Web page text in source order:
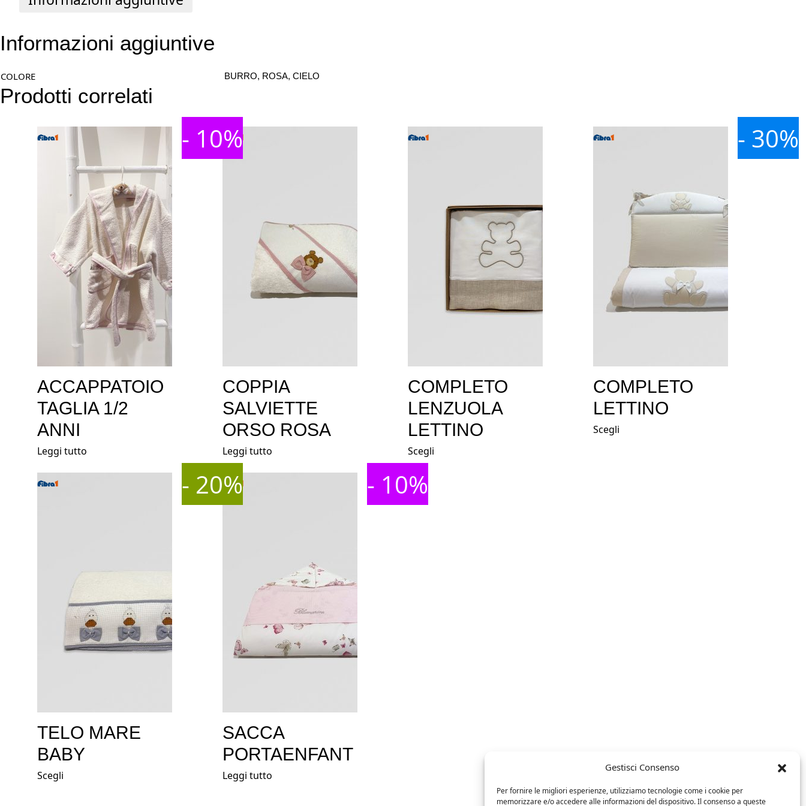
Gestisci Consenso
Per fornire le migliori esperienze, utilizziamo tecnologie come i cookie per
memorizzare e/o accedere alle informazioni del dispositivo. Il consenso a queste
Informazioni aggiuntive
COLORE BURRO, ROSA, CIELO
Prodotti correlati
- 10%
ACCAPPATOIO
TAGLIA 1/2
ANNI
Leggi tutto
COPPIA
SALVIETTE
ORSO ROSA
Leggi tutto
COMPLETO
LENZUOLA
LETTINO
Scegli
- 30%
COMPLETO
LETTINO
Scegli
- 20%
TELO MARE
BABY
Scegli
- 10%
SACCA
PORTAENFANT
Leggi tutto